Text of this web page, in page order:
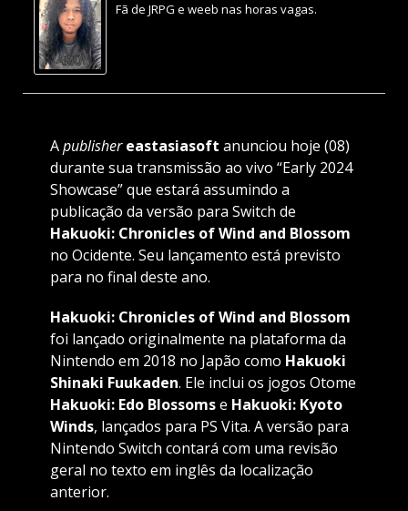
Fã de JRPG e weeb nas horas vagas.
Apublisher eastasiasoft anunciou hoje (08)
durante sua transmissão ao vivo “Early 2024
Showcase” que estará assumindo a
publicação da versão para Switch de
Hakuoki: Chronicles of Wind and Blossom
no Ocidente. Seu lançamento está previsto
para no final deste ano.
Hakuoki: Chronicles of Wind and Blossom
foi lançado originalmente na plataforma da
Nintendo em 2018 no Japão como Hakuoki
Shinaki Fuukaden. Ele inclui os jogos Otome
Hakuoki: Edo Blossomse Hakuoki: Kyoto
Winds, lançados para PS Vita. A versão para
Nintendo Switch contará com uma revisão
geral no texto em inglês da localização
anterior.